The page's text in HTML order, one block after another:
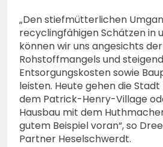
„Den stiefmütterlichen
recyclingfähigen Schätzen in
können wir uns angesichts
Rohstoffmangels und
Entsorgungskosten sowie
leisten. Heute gehen die
dem Patrick-Henry-Village
Hausbau mit dem
gutem Beispiel voran“, so
Partner Heselschwerdt.